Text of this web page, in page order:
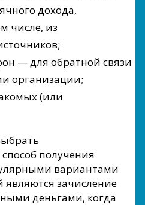
дохода,
числе, из
— для обратной связи
организации;
(или
получения
вариантами
являются зачисление
деньгами, когда